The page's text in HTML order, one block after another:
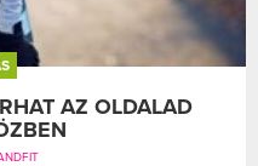
AZ OLDALAD